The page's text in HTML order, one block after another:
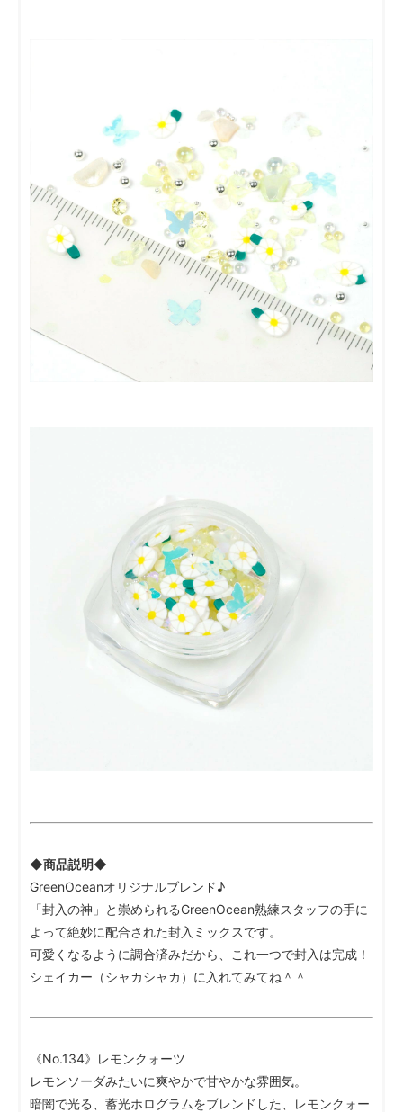
◆商品説明◆
GreenOceanオリジナルブレンド♪
「封入の神」と崇められるGreenOcean熟練スタッフの手に
よって絶妙に配合された封入ミックスです。
可愛くなるように調合済みだから、これ一つで封入は完成！
シェイカー（シャカシャカ）に入れてみてね＾＾
《No.134》レモンクォーツ
レモンソーダみたいに爽やかで甘やかな雰囲気。
暗闇で光る、蓄光ホログラムをブレンドした、レモンクォー